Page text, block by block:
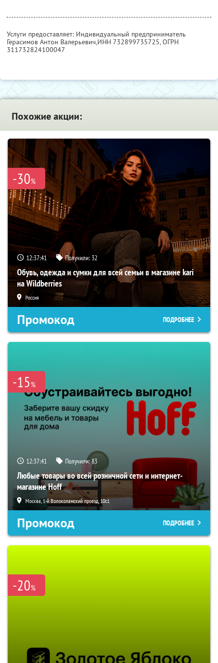
Услуги предоставляет: Индивидуальный предприниматель
Герасимов Антон Валерьевич,ИНН 732899735725, ОГРН
311732824100047
Похожие акции:
-30%
12:37:40 Получили: 32
Обувь, одежда и сумки для всей семьи в магазине kari
на Wildberries
Россия
Промокод ПОДРОБНЕЕ
-15%
12:37:40 Получили:83
Любые товары во всей розничной сети и интернет-
магазине Hoff
Москва, 1-й Волоколамский проезд, 10с1
Промокод ПОДРОБНЕЕ
-20%